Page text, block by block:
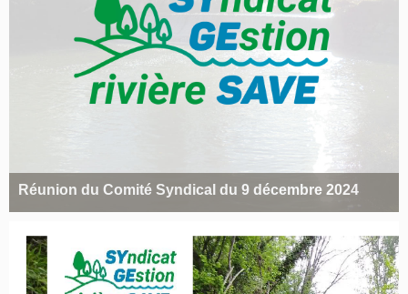
Réunion du Comité Syndical du 9 décembre 2024